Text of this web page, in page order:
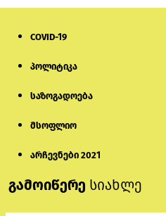
COVID-19
პოლიტიკა
საზოგადოება
მსოფლიო
არჩევნები 2021
გამოიწერე სიახლე